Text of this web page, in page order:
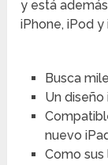
y está
iPhone, iPod y
Busca
Un diseño
nuevo
Como